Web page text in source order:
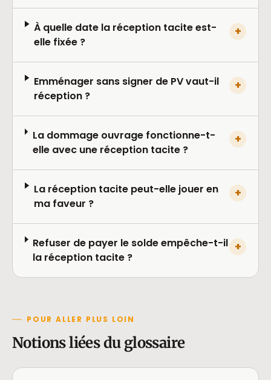
À quelle date la réception tacite est-
elle fixée ?
+
Emménager sans signer de PV vaut-il
réception ?
+
La dommage ouvrage fonctionne-t-
elle avec une réception tacite ?
+
La réception tacite peut-elle jouer en
ma faveur ?
+
Refuser de payer le solde empêche-t-il
la réception tacite ?
+
POUR ALLER PLUS LOIN
Notions liées du glossaire